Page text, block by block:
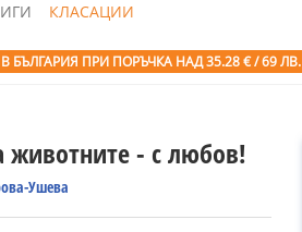
КЛАСАЦИИ
БЪЛГАРИЯ ПРИ ПОРЪЧКА НАД 35.28 € / 69 ЛВ.
животните - с любов!
Ушева